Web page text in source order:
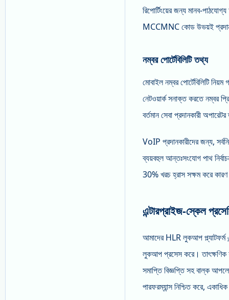
রিপোর্টিংয়ের জন্য মানব-
MCCMNC কোড উভয়ই
নম্বর পোর্টেবিলিটি তথ্য
মোবাইল নম্বর পোর্টেবিলিটি
নেটওয়ার্ক সনাক্ত করতে নম্বর
বর্তমান সেবা প্রদানকারী
VoIP প্রদানকারীদের জন্য,
ব্যয়বহুল আন্তঃসংযোগ পাথ
30% খরচ হ্রাস সক্ষম করে কারণ
এন্টারপ্রাইজ-স্কেল
আমাদের HLR লুকআপ প্ল্যাটফর্ম
লুকআপ প্রসেস করে। তাৎক্ষণিক
সমাপ্তি বিজ্ঞপ্তি সহ বাল্ক
পারফরম্যান্স নিশ্চিত করে,